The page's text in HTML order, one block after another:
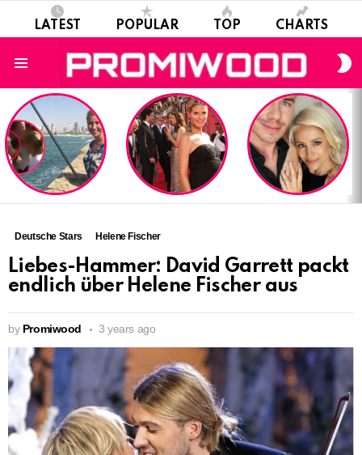
LATEST POPULAR TOP CHARTS
LATEST
STORIES
Deutsche Stars Helene Fischer
Liebes-Hammer: David Garrett packt
endlich über Helene Fischer aus
by Promiwood 3 years ago